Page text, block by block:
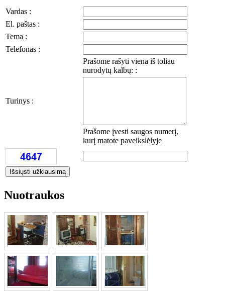
Vardas :
El. paštas :
Tema :
Telefonas :
Prašome rašyti viena iš toliau
nurodytų kalbų: :
Turinys :
Prašome įvesti saugos numerį,
kurį matote paveikslėlyje
Nuotraukos